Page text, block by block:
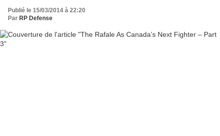
Publié le 15/03/2014 à 22:20
Par RP Defense